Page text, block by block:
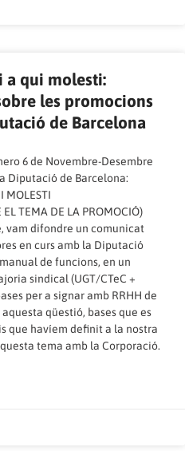
a qui molesti:
les promocions
de Barcelona
6 de Novembre-Desembre
Diputació de Barcelona:
MOLESTI
EL TEMA DE LA PROMOCIÓ)
vam difondre un comunicat
en curs amb la Diputació
de funcions, en un
sindical (UGT/CTeC +
per a signar amb RRHH de
qüestió, bases que es
que havíem definit a la nostra
tema amb la Corporació.